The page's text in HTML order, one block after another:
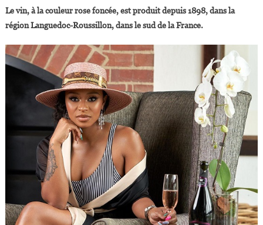
Zinhle,
De
La
Marque
Française
De
Vin
« Boulevard
Nectar
Rosé »
Le vin, à la couleur rose foncée, est produit depuis 1898, dans la
région Languedoc-Roussillon, dans le sud de la France.